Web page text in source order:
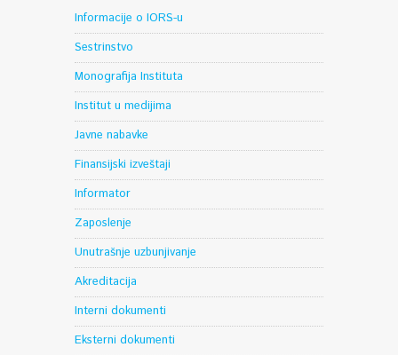
Informacije o IORS-u
Sestrinstvo
Monografija Instituta
Institut u medijima
Javne nabavke
Finansijski izveštaji
Informator
Zaposlenje
Unutrašnje uzbunjivanje
Akreditacija
Interni dokumenti
Eksterni dokumenti